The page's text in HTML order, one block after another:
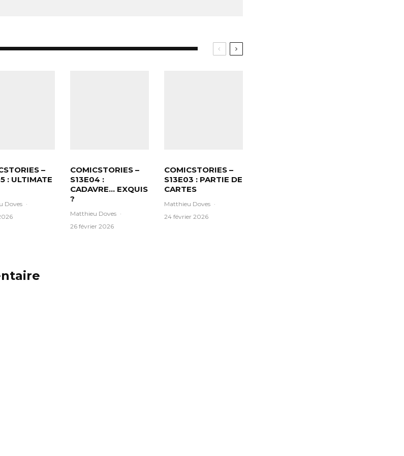
–
: ULTIMATE
Doves ·
COMICSTORIES –
S13E04 :
CADAVRE… EXQUIS
?
Matthieu Doves ·
26 février 2026
COMICSTORIES –
S13E03 : PARTIE DE
CARTES
Matthieu Doves ·
24 février 2026